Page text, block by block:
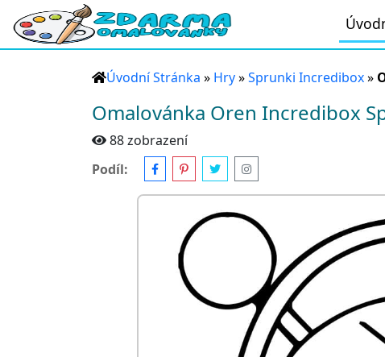
Úvodní Stránka » Hry»Sprunki Incredibox»
Omalovánka Oren Incredibox
88 zobrazení
Podíl: